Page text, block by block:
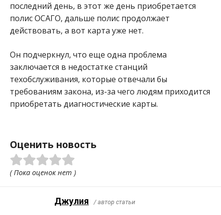
последний день, в этот же день приобретается
полис ОСАГО, дальше полис продолжает
действовать, а вот карта уже нет.
Он подчеркнул, что еще одна проблема
заключается в недостатке станций
техобслуживания, которые отвечали бы
требованиям закона, из-за чего людям приходится
приобретать диагностические карты.
Оценить новость
( Пока оценок нет )
Джулия / автор статьи